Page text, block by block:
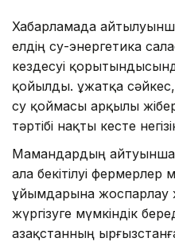
Хабарламада
елдің су-энергетика
кездесуі
қойылды. Құжатқа
су қоймасы арқылы
тәртібі нақты кесте
Мамандардың айтуынша,
ала бекітілуі
ұйымдарына жоспарлау
жүргізуге мүмкіндік
Қазақстанның